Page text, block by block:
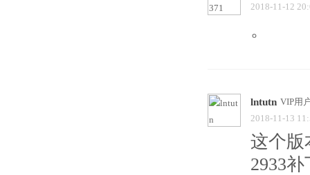
2018-11-12
。
lntutn VIP用
2018-11-13
这个版
2933